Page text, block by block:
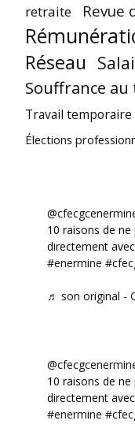
retraite Revue
Réseau
Souffrance au
Travail temporaire
Élections
10 raisons de
directement
#enermine
♬ son original -
10 raisons de
directement
#enermine